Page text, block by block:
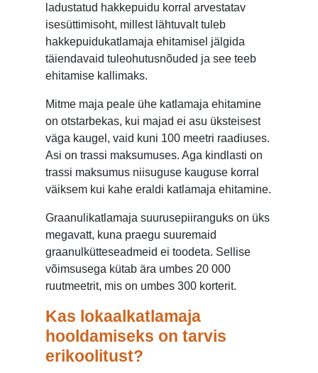
ladustatud hakkepuidu korral arvestatav
isesüttimisoht, millest lähtuvalt tuleb
hakkepuidukatlamaja ehitamisel jälgida
täiendavaid tuleohutusnõuded ja see teeb
ehitamise kallimaks.
Mitme maja peale ühe katlamaja ehitamine
on otstarbekas, kui majad ei asu üksteisest
väga kaugel, vaid kuni 100 meetri raadiuses.
Asi on trassi maksumuses. Aga kindlasti on
trassi maksumus niisuguse kauguse korral
väiksem kui kahe eraldi katlamaja ehitamine.
Graanulikatlamaja suurusepiiranguks on üks
megavatt, kuna praegu suuremaid
graanulkütteseadmeid ei toodeta. Sellise
võimsusega kütab ära umbes 20 000
ruutmeetrit, mis on umbes 300 korterit.
Kas lokaalkatlamaja
hooldamiseks on tarvis
erikoolitust?